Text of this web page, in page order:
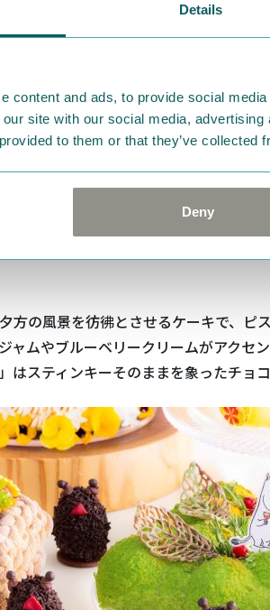
Details
content and ads, to provide social
site with our social media,
to them or that they’ve collected
Deny
染まるムーミン谷」 （右）と
方の風景を彷彿とさせるケーキで、ピ
ャムやブルーベリークリームがアクセ
はスティンキーそのままを象ったチョコ